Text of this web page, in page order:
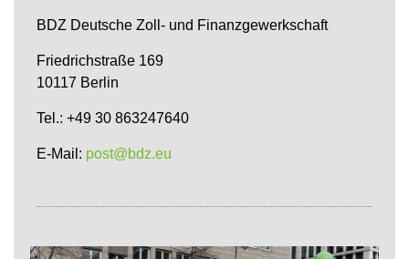
BDZ Deutsche Zoll- und Finanzgewerkschaft
Friedrichstraße 169
10117 Berlin
Tel.: +49 30 863247640
E-Mail: post@bdz.eu